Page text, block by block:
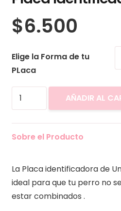
$6.500
Elige la Forma de tu
PLaca
Placa
Identificadora
cantidad
AÑADIR AL
Sobre el Producto
La Placa identificadora de
ideal para que tu perro no
estar combinados .